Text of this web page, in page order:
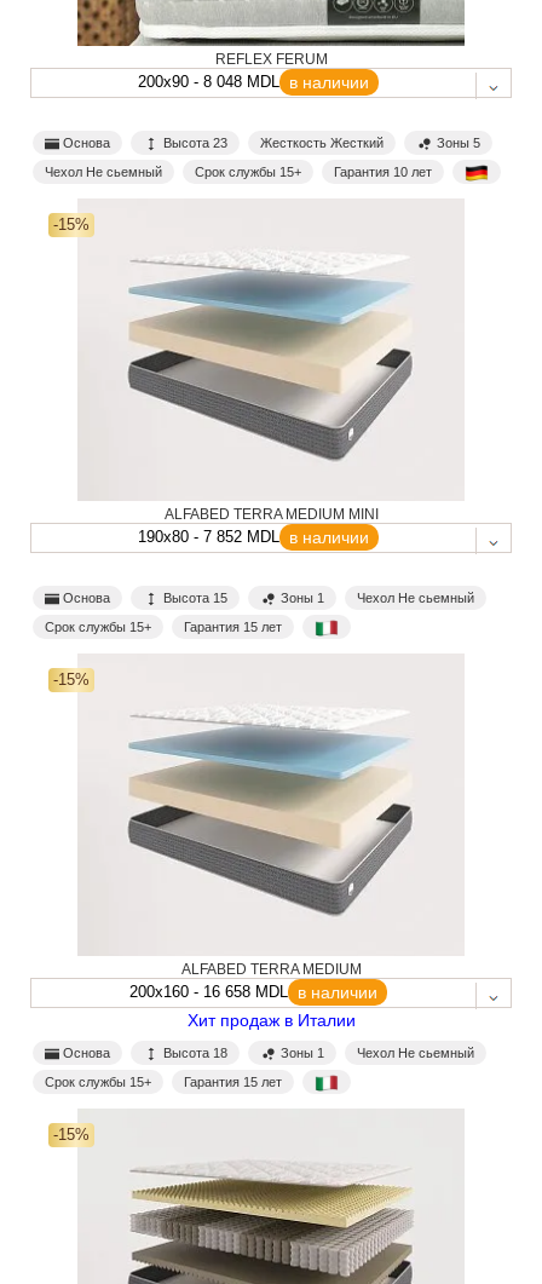
REFLEX FERUM
200x90 - 8 048 MDL в наличии
Основа Высота 23 Жесткость Жесткий
Зоны 5
Чехол Не сьемный
Срок службы 15+ Гарантия 10 лет
-15%
ALFABED TERRA MEDIUM MINI
190x80 - 7 852 MDL в наличии
Основа Высота 15 Зоны 1
Чехол Не сьемный
Срок службы 15+
Гарантия 15 лет
-15%
ALFABED TERRA MEDIUM
200x160 - 16 658 MDL
в наличии
Хит продаж в Италии
Основа Высота 18 Зоны 1
Чехол Не сьемный
Срок службы 15+
Гарантия 15 лет
-15%